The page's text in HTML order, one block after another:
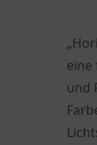
eine
und